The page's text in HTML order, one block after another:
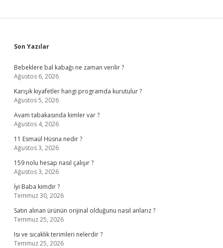
Sidebar
Son Yazılar
Bebeklere bal kabağı ne zaman verilir ?
Ağustos 6, 2026
Karışık kıyafetler hangi programda kurutulur ?
Ağustos 5, 2026
Avam tabakasında kimler var ?
Ağustos 4, 2026
11 Esmaül Hüsna nedir ?
Ağustos 3, 2026
159 nolu hesap nasıl çalışır ?
Ağustos 3, 2026
İyi Baba kimdir ?
Temmuz 30, 2026
Satın alınan ürünün orijinal olduğunu nasıl anlarız ?
Temmuz 25, 2026
Isı ve sıcaklık terimleri nelerdir ?
Temmuz 25, 2026